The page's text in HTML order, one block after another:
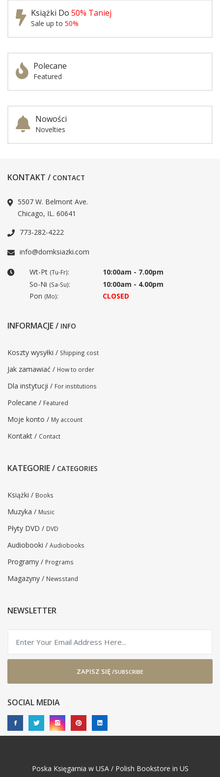
Książki Do 50% Taniej
Sale up to 50%
Polecane
Featured
Nowości
Novelties
KONTAKT / CONTACT
5507 W. Belmont Ave.
Chicago, IL. 60641
773-282-4222
info@domksiazki.com
Wt-Pt (Tu-Fr):
10:00am - 7.00pm
So-Ni (Sa-Su):
10:00am - 4.00pm
Pon (Mo): CLOSED
INFORMACJE / INFO
Koszty wysyłki / Shipping cost
Jak zamawiać / How to order
Dla instytucji / For institutions
Polecane / Featured
Moje konto / My account
Kontakt / Contact
KATEGORIE / CATEGORIES
Książki / Books
Muzyka / Music
Płyty DVD / DVD
Audiobooki / Audiobooks
Programy / Programs
Magazyny / Newsstand
NEWSLETTER
ZAPISZ SIĘ /SUBSCRIBE
SOCIAL MEDIA
Poska Księgarnia w USA / Polish Bookstore in US